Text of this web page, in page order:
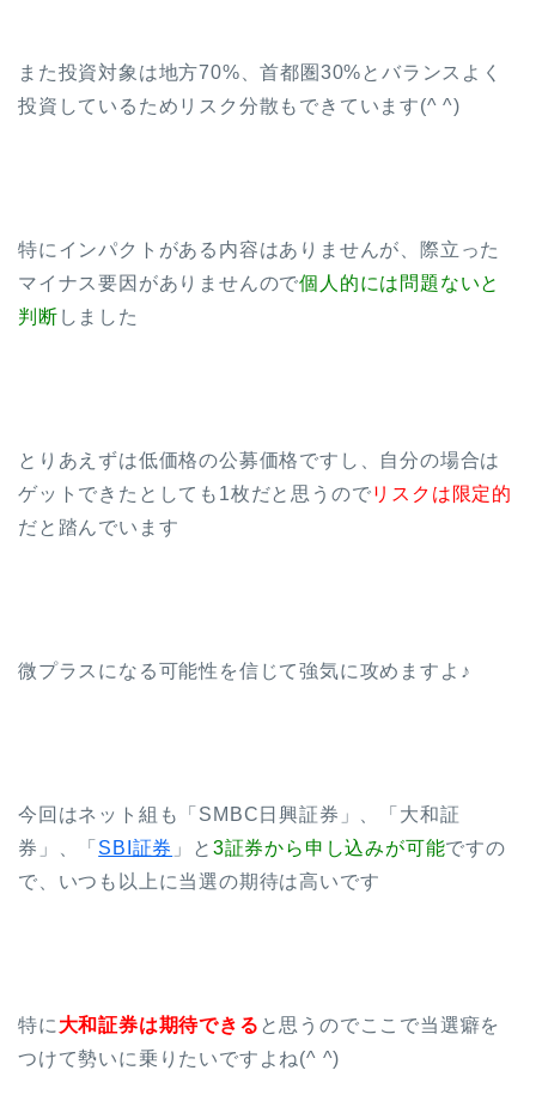
また投資対象は地方70%、首都圏30%とバランスよく
投資しているためリスク分散もできています(^ ^)
特にインパクトがある内容はありませんが、際立った
マイナス要因がありませんので個人的には問題ないと
判断 しました
とりあえずは低価格の公募価格ですし、自分の場合は
ゲットできたとしても1枚だと思うのでリスクは限定的
だと踏んでいます
微プラスになる可能性を信じて強気に攻めますよ♪
今回はネット組も「SMBC日興証券」、「大和証
券」、「 SBI証券 」と 3証券から申し込みが可能ですの
で、いつも以上に当選の期待は高いです
特に 大和証券は期待できる と思うのでここで当選癖を
つけて勢いに乗りたいですよね(^ ^)